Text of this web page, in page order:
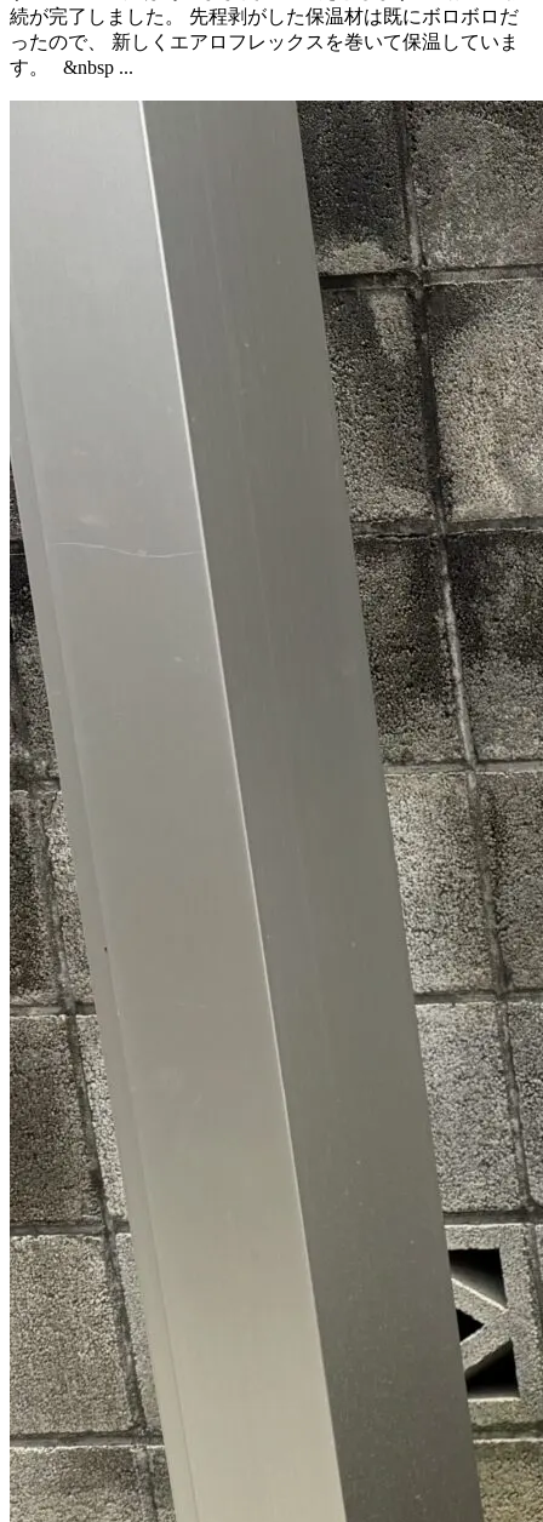
続が完了しました。 先程剥がした保温材は既にボロボロだ
ったので、 新しくエアロフレックスを巻いて保温していま
す。 &nbsp ...